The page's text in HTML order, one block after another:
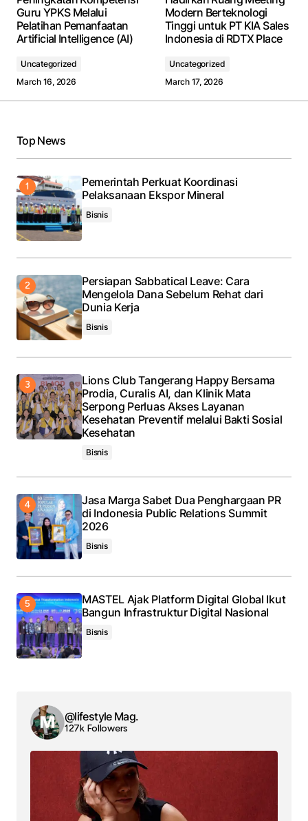
Guru YPKS Melalui
Pelatihan Pemanfaatan
Artificial Intelligence (AI)
Uncategorized
March 16, 2026
Modern Berteknologi
Tinggi untuk PT KIA Sales
Indonesia di RDTX Place
Uncategorized
March 17, 2026
Top News
Pemerintah Perkuat Koordinasi
Pelaksanaan Ekspor Mineral
Bisnis
Persiapan Sabbatical Leave: Cara
Mengelola Dana Sebelum Rehat dari
Dunia Kerja
Bisnis
Lions Club Tangerang Happy Bersama
Prodia, Curalis AI, dan Klinik Mata
Serpong Perluas Akses Layanan
Kesehatan Preventif melalui Bakti Sosial
Kesehatan
Bisnis
Jasa Marga Sabet Dua Penghargaan PR
di Indonesia Public Relations Summit
2026
Bisnis
MASTEL Ajak Platform Digital Global Ikut
Bangun Infrastruktur Digital Nasional
Bisnis
@lifestyle Mag.
127k Followers